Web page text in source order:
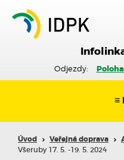
Odjezdy:
≡
Úvod Veřejná doprava
Všeruby 17. 5. -19. 5. 2024